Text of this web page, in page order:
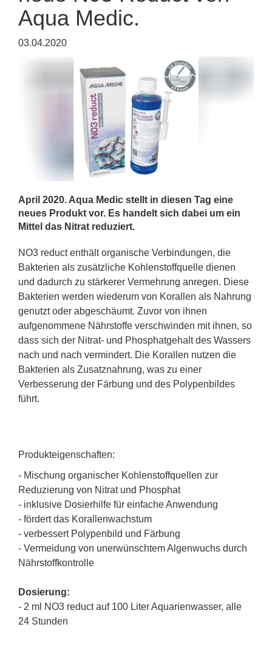
Aqua Medic.
03.04.2020
April 2020. Aqua Medic stellt in diesen Tag eine
neues Produkt vor. Es handelt sich dabei um ein
Mittel das Nitrat reduziert.
NO3 reduct enthält organische Verbindungen, die
Bakterien als zusätzliche Kohlenstoffquelle dienen
und dadurch zu stärkerer Vermehrung anregen. Diese
Bakterien werden wiederum von Korallen als Nahrung
genutzt oder abgeschäumt. Zuvor von ihnen
aufgenommene Nährstoffe verschwinden mit ihnen, so
dass sich der Nitrat- und Phosphatgehalt des Wassers
nach und nach vermindert. Die Korallen nutzen die
Bakterien als Zusatznahrung, was zu einer
Verbesserung der Färbung und des Polypenbildes
führt.
Produkteigenschaften:
- Mischung organischer Kohlenstoffquellen zur
Reduzierung von Nitrat und Phosphat
- inklusive Dosierhilfe für einfache Anwendung
- fördert das Korallenwachstum
- verbessert Polypenbild und Färbung
- Vermeidung von unerwünschtem Algenwuchs durch
Nährstoffkontrolle
Dosierung:
- 2 ml NO3 reduct auf 100 Liter Aquarienwasser, alle
24 Stunden